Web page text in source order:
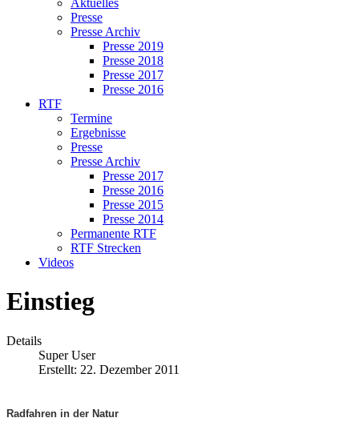
Aktuelles
Presse
Presse Archiv
Presse 2019
Presse 2018
Presse 2017
Presse 2016
RTF
Termine
Ergebnisse
Presse
Presse Archiv
Presse 2017
Presse 2016
Presse 2015
Presse 2014
Permanente RTF
RTF Strecken
Videos
Einstieg
Details
Super User
Erstellt: 22. Dezember 2011
Radfahren in der Natur